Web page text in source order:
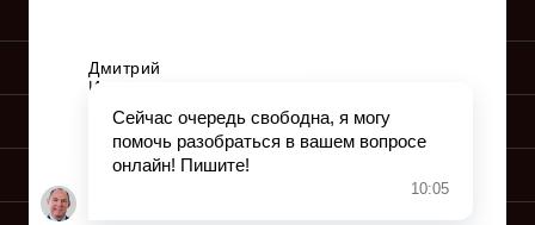
ПОДГОТОВКА ИСКА
ПОДАЧА ИСКА